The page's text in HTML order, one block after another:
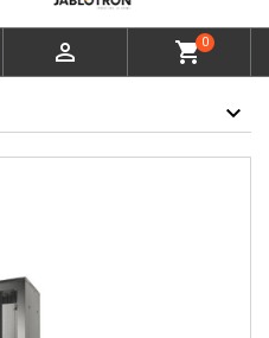
 shopping_cart0